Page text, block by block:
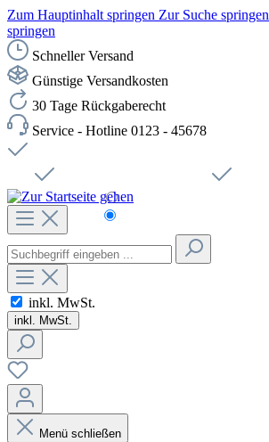
Zum Hauptinhalt springen Zur Suche springen
springen
Schneller Versand
Günstige Versandkosten
30 Tage Rückgaberecht
Service - Hotline 0123 - 45678
Čeština
inkl. MwSt.
inkl. MwSt.
Menü schließen